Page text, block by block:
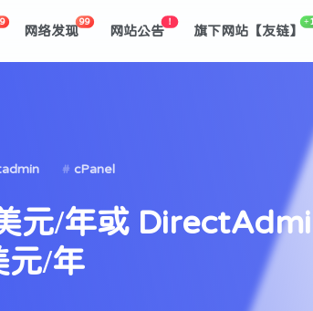
cPanel
元/年或
元/年
网络发现
99
网站公告
！
旗下网站【友链】
+1